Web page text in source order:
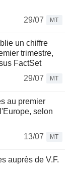
29/07
MT
un chiffre
trimestre,
FactSet
29/07
MT
au premier
selon
13/07
MT
auprès de V.F.